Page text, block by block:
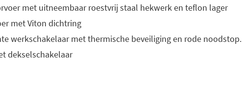
met uitneembaar roestvrij staal hekwerk en teflon lager
met Viton dichtring
werkschakelaar met thermische beveiliging en rode noodstop.
dekselschakelaar